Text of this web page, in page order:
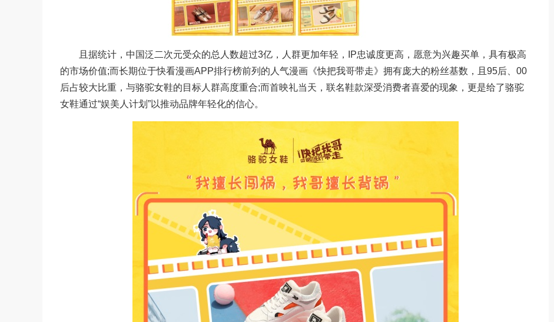
且据统计，中国泛二次元受众的总人数超过3亿，人群更加年轻，IP忠诚度更高，愿意为兴趣买单，具有极高
的市场价值;而长期位于快看漫画APP排行榜前列的人气漫画《快把我哥带走》拥有庞大的粉丝基数，且95后、00
后占较大比重，与骆驼女鞋的目标人群高度重合;而首映礼当天，联名鞋款深受消费者喜爱的现象，更是给了骆驼
女鞋通过“娱美人计划”以推动品牌年轻化的信心。